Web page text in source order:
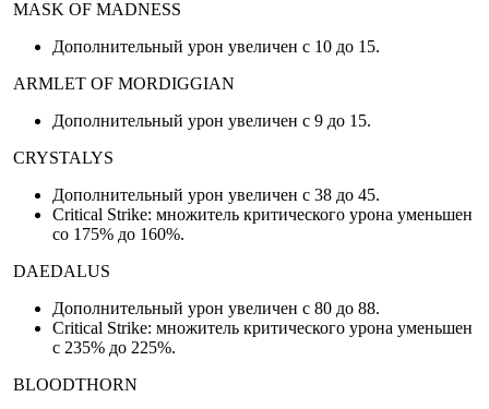
MASK OF MADNESS
Дополнительный урон увеличен с 10 до 15.
ARMLET OF MORDIGGIAN
Дополнительный урон увеличен с 9 до 15.
CRYSTALYS
Дополнительный урон увеличен с 38 до 45.
Critical Strike: множитель критического урона уменьшен
со 175% до 160%.
DAEDALUS
Дополнительный урон увеличен с 80 до 88.
Critical Strike: множитель критического урона уменьшен
с 235% до 225%.
BLOODTHORN